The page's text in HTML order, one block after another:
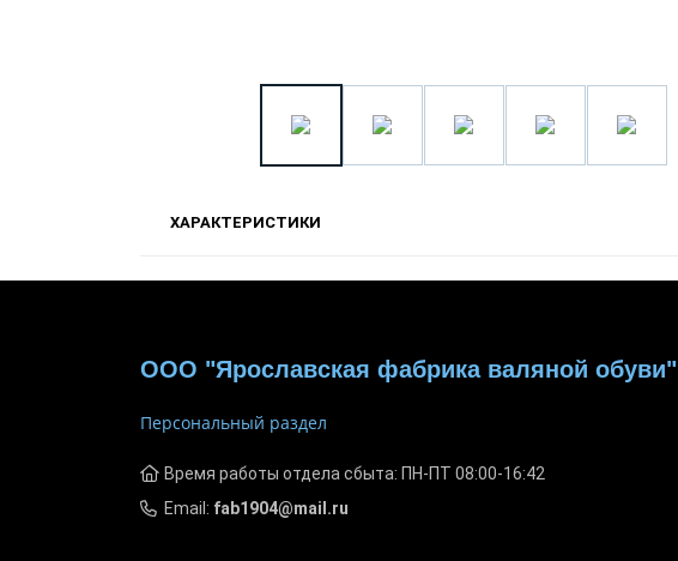
ХАРАКТЕРИСТИКИ
ООО "Ярославская фабрика валяной обуви"
Персональный раздел
Время работы отдела сбыта: ПН-ПТ 08:00-16:42
Email: fab1904@mail.ru